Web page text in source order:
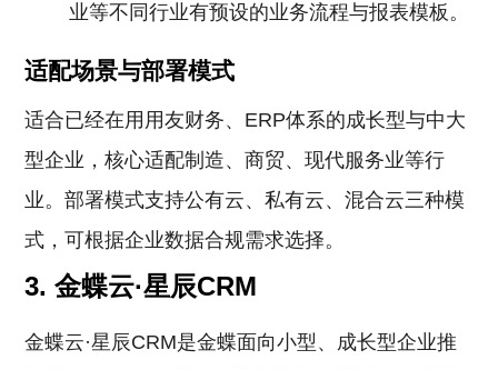
业等不同行业有预设的业务流程与报表模板。
适配场景与部署模式
适合已经在用用友财务、ERP体系的成长型与中大
型企业，核心适配制造、商贸、现代服务业等行
业。部署模式支持公有云、私有云、混合云三种模
式，可根据企业数据合规需求选择。
3. 金蝶云·星辰CRM
金蝶云·星辰CRM是金蝶面向小型、成长型企业推